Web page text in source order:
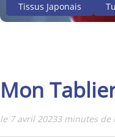
Tissus Japonais
Mon
le 7 avril 20233 minutes de